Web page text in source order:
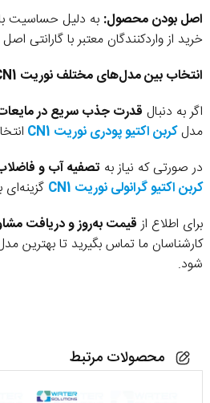
اصل بودن محصول: به دلیل حساسیت
خرید از واردکنندگان معتبر با گارانتی
انتخاب بین مدل‌های مختلف نوریت CN1
اگر به دنبال قدرت جذب سریع در
مدلکربن اکتیو پودری نوریت CN1
در صورتی که نیاز به تصفیه آب و
کربن اکتیو گرانولی نوریت CN1
برای اطلاع ازقیمت به‌روز و دریافت
کارشناسان ما تماس بگیرید تا بهترین
شود.
محصولات مرتبط